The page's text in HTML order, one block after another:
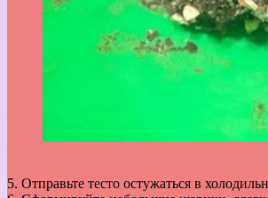
5. Отправьте тесто остужаться в